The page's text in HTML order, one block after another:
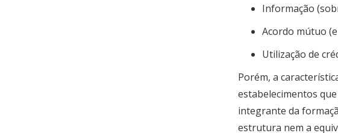
Informação
Acordo mútuo
Utilização de
Porém, a
estabelecimentos
integrante da
estrutura nem a